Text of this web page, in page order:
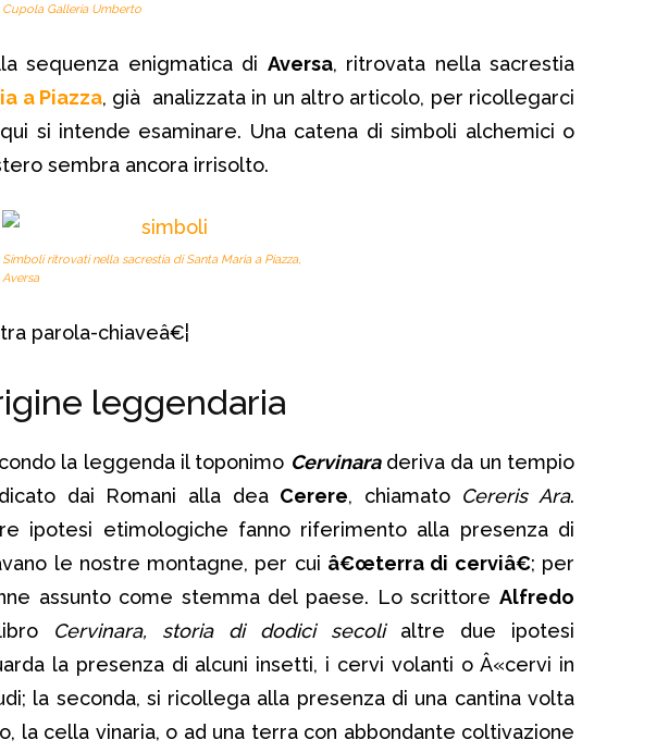
Cupola Galleria Umberto
sequenza enigmatica di Aversa, ritrovata nella sacrestia
a Piazza, già analizzata in un altro articolo, per ricollegarci
si intende esaminare. Una catena di simboli alchemici o
sembra ancora irrisolto.
Simboli ritrovati nella sacrestia di Santa Maria a Piazza,
Aversa
parola-chiaveâ€¦
leggendaria
la leggenda il toponimo Cervinaraderiva da un tempio
dai Romani alla dea Cerere, chiamato Cereris Ara.
ipotesi etimologiche fanno riferimento alla presenza di
le nostre montagne, per cui â€œterra di cerviâ€; per
assunto come stemma del paese. Lo scrittore Alfredo
Cervinara, storia di dodici secolialtre due ipotesi
la presenza di alcuni insetti, i cervi volanti o Â«cervi in
la seconda, si ricollega alla presenza di una cantina volta
la cella vinaria, o ad una terra con abbondante coltivazione